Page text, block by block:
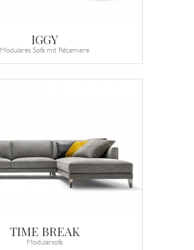
IGGY
Modulares Sofa mit Récamiere
TIME BREAK
Modularsofa